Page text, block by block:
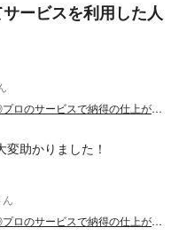
ービスを利用した人
【女性スタッフ同行OK】年中無休で対応◎プロのサービスで納得の仕上がりに◎
助かりました！
【女性スタッフ同行OK】年中無休で対応◎プロのサービスで納得の仕上がりに◎